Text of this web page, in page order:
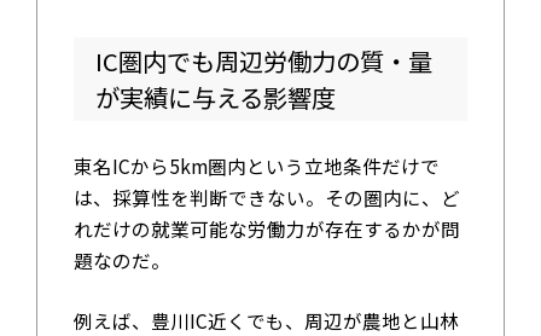
IC圏内でも周辺労働力の質・量
が実績に与える影響度
東名ICから5km圏内という立地条件だけで
は、採算性を判断できない。その圏内に、ど
れだけの就業可能な労働力が存在するかが問
題なのだ。
例えば、豊川IC近くでも、周辺が農地と山林